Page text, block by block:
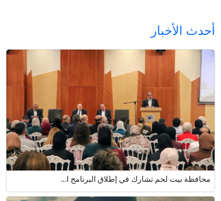
أحدث الأخبار
محافظة بيت لحم تشارك في إطلاق البرنامج ا...